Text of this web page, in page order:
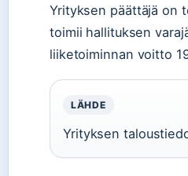
Yrityksen päättäjä on
toimii hallituksen
liiketoiminnan voitto
LÄHDE
Yrityksen